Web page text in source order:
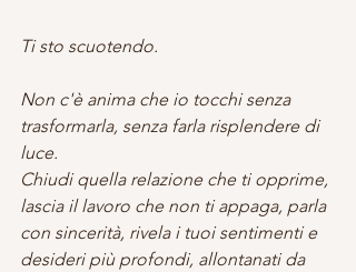
Ti sto scuotendo.
Non c'è anima che io tocchi senza
trasformarla, senza farla risplendere di
luce.
Chiudi quella relazione che ti opprime,
lascia il lavoro che non ti appaga, parla
con sincerità, rivela i tuoi sentimenti e
desideri più profondi, allontanati da